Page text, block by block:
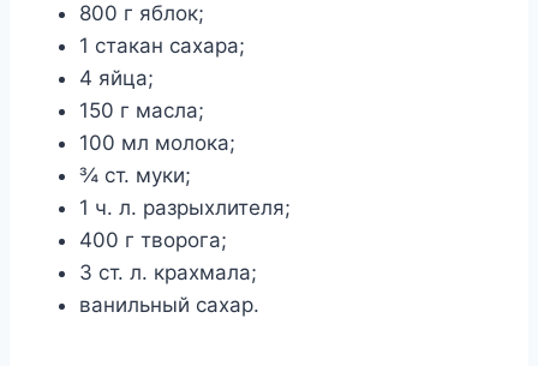
800 г яблок;
1 стакан сахара;
4 яйца;
150 г масла;
100 мл молока;
¾ ст. муки;
1 ч. л. разрыхлителя;
400 г творога;
3 ст. л. крахмала;
ванильный сахар.